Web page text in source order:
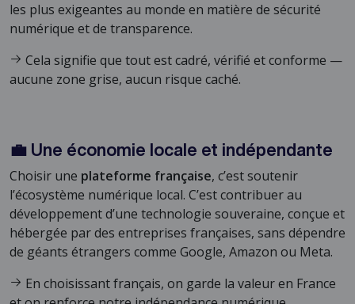
les plus exigeantes au monde en matière de sécurité
numérique et de transparence.
Cela signifie que tout est cadré, vérifié et conforme —
aucune zone grise, aucun risque caché.
💼 Une économie locale et indépendante
Choisir une plateforme française, c’est soutenir
l’écosystème numérique local. C’est contribuer au
développement d’une technologie souveraine, conçue et
hébergée par des entreprises françaises, sans dépendre
de géants étrangers comme Google, Amazon ou Meta.
En choisissant français, on garde la valeur en France